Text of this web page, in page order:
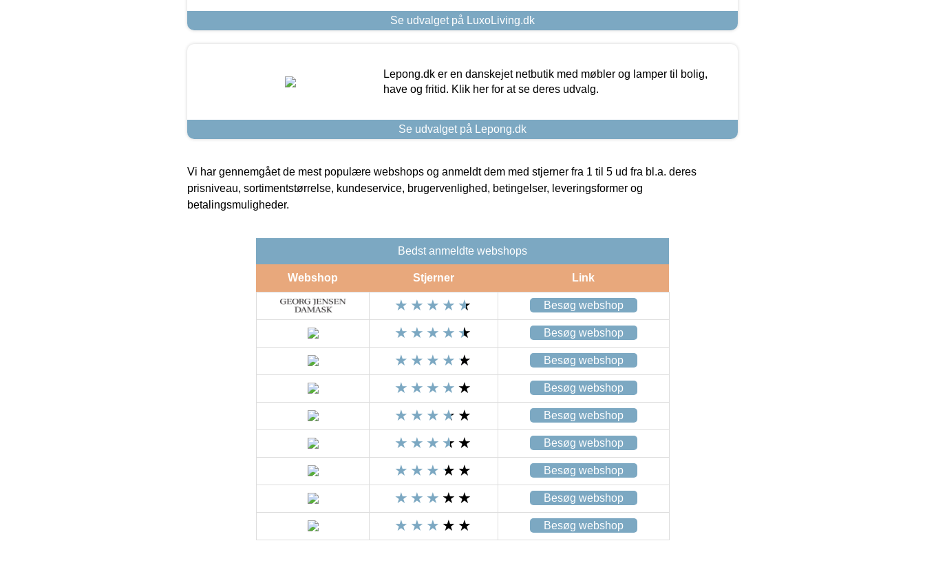
Se udvalget på LuxoLiving.dk
Lepong.dk er en danskejet netbutik med møbler og lamper til bolig,
have og fritid. Klik her for at se deres udvalg.
Se udvalget på Lepong.dk
Vi har gennemgået de mest populære webshops og anmeldt dem med stjerner fra 1 til 5 ud fra bl.a. deres
prisniveau, sortimentstørrelse, kundeservice, brugervenlighed, betingelser, leveringsformer og
betalingsmuligheder.
Bedst anmeldte webshops
Webshop Stjerner Link
Besøg webshop
Besøg webshop
Besøg webshop
Besøg webshop
Besøg webshop
Besøg webshop
Besøg webshop
Besøg webshop
Besøg webshop